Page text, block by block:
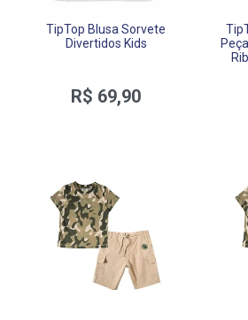
TipTop Blusa Sorvete
Divertidos Kids
R$ 69,90